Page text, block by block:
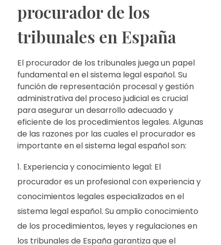
procurador de los
tribunales en España
El procurador de los tribunales juega un papel
fundamental en el sistema legal español. Su
función de representación procesal y gestión
administrativa del proceso judicial es crucial
para asegurar un desarrollo adecuado y
eficiente de los procedimientos legales. Algunas
de las razones por las cuales el procurador es
importante en el sistema legal español son:
Experiencia y conocimiento legal: El
procurador es un profesional con experiencia y
conocimientos legales especializados en el
sistema legal español. Su amplio conocimiento
de los procedimientos, leyes y regulaciones en
los tribunales de España garantiza que el